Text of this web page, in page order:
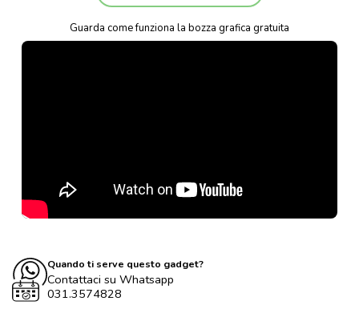
Guarda come funziona la bozza grafica gratuita
Quando ti serve questo gadget?
Contattaci su Whatsapp
031.3574828